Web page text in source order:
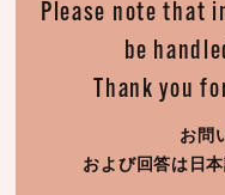
Please note that
be
Thank you
お問
および回答は日